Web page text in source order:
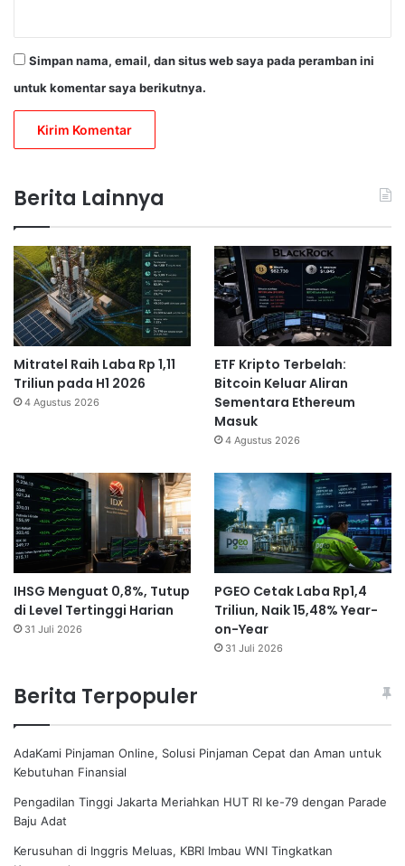
Simpan nama, email, dan situs web saya pada peramban ini
untuk komentar saya berikutnya.
Berita Lainnya
Mitratel Raih Laba Rp 1,11
Triliun pada H1 2026
4 Agustus 2026
ETF Kripto Terbelah:
Bitcoin Keluar Aliran
Sementara Ethereum
Masuk
4 Agustus 2026
IHSG Menguat 0,8%, Tutup
di Level Tertinggi Harian
31 Juli 2026
PGEO Cetak Laba Rp1,4
Triliun, Naik 15,48% Year-
on-Year
31 Juli 2026
Berita Terpopuler
AdaKami Pinjaman Online, Solusi Pinjaman Cepat dan Aman untuk
Kebutuhan Finansial
Pengadilan Tinggi Jakarta Meriahkan HUT RI ke-79 dengan Parade
Baju Adat
Kerusuhan di Inggris Meluas, KBRI Imbau WNI Tingkatkan